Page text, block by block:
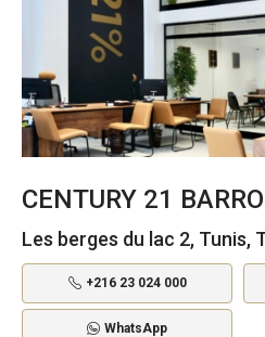
CENTURY 21
Les berges du lac 2, Tunis,
+216 23 024 000
WhatsApp